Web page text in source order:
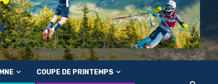
COUPE DE PRINTEMPS